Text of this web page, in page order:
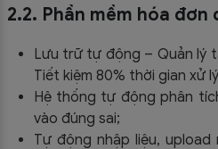
2.2. Phần mềm hóa
Lưu trữ tự động – Quản lý
Tiết kiệm 80% thời gian xử
Hệ thống tự động phân
vào đúng sai;
Tự động nhập liệu, upload